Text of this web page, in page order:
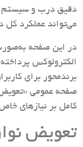
دقیق درب و سیستم
می‌تواند عملکرد کل
در این صفحه
الکترولوکس
صفحه عمومی
کامل بر نیازهای
تعویض